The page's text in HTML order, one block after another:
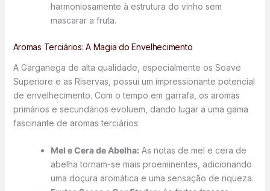
harmoniosamente à estrutura do vinho sem
mascarar a fruta.
Aromas Terciários: A Magia do Envelhecimento
A Garganega de alta qualidade, especialmente os Soave
Superiore e as Riservas, possui um impressionante potencial
de envelhecimento. Com o tempo em garrafa, os aromas
primários e secundários evoluem, dando lugar a uma gama
fascinante de aromas terciários:
Mel e Cera de Abelha:As notas de mel e cera de
abelha tornam-se mais proeminentes, adicionando
uma doçura aromática e uma sensação de riqueza.